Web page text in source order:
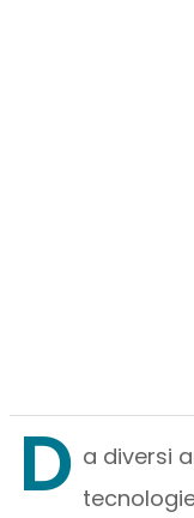
D a diversi